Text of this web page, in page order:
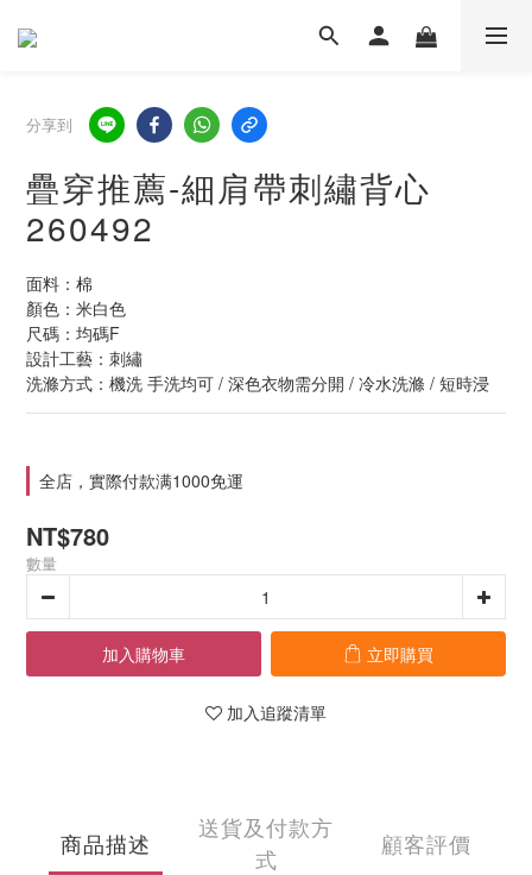
分享到
疊穿推薦-細肩帶刺繡背心
260492
面料：棉
顏色：米白色
尺碼：均碼F
設計工藝：刺繡
洗滌方式：機洗 手洗均可 / 深色衣物需分開 / 冷水洗滌 / 短時浸
全店，實際付款满1000免運
NT$780
數量
加入購物車 立即購買
加入追蹤清單
商品描述
送貨及付款方
式
顧客評價